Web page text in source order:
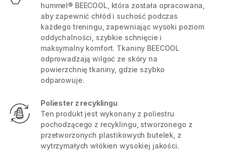
hummel® BEECOOL, która została opracowana,
aby zapewnić chłód i suchość podczas
każdego treningu, zapewniając wysoki poziom
oddychalności, szybkie schnięcie i
maksymalny komfort. Tkaniny BEECOOL
odprowadzają wilgoć ze skóry na
powierzchnię tkaniny, gdzie szybko
odparowuje.
Poliester z recyklingu
Ten produkt jest wykonany z poliestru
pochodzącego z recyklingu, stworzonego z
przetworzonych plastikowych butelek, z
wytrzymałych włókien wysokiej jakości.